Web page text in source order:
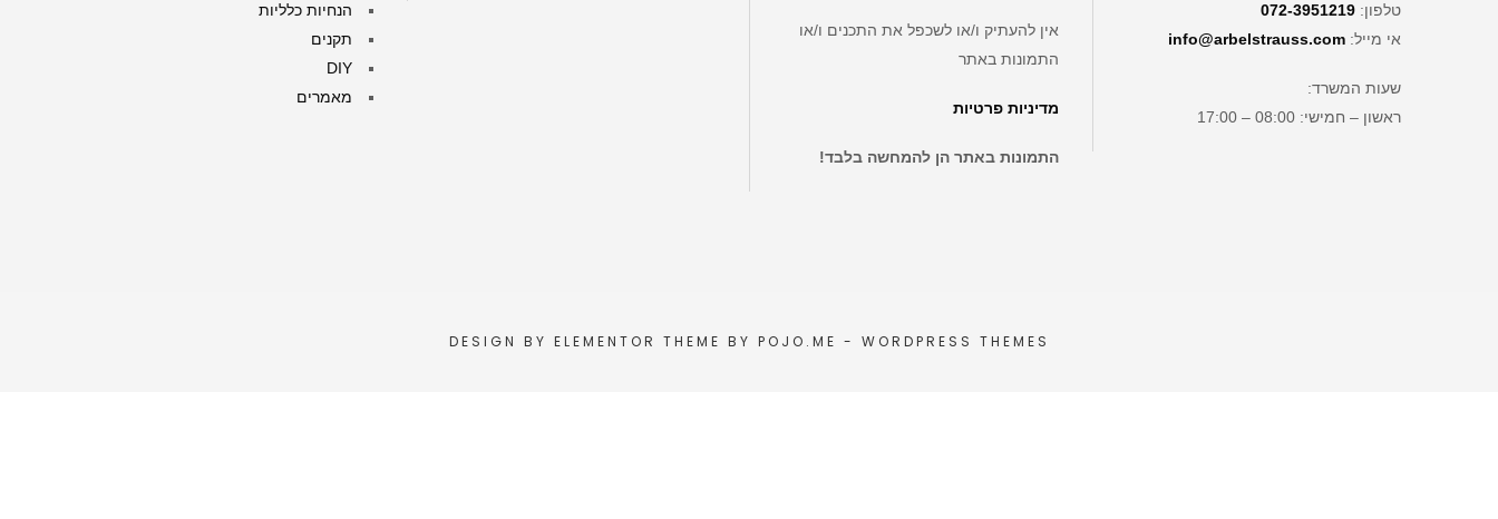
טלפון: 072-3951219
אי מייל: info@arbelstrauss.com
שעות המשרד:
ראשון – חמישי: 08:00 – 17:00
אין להעתיק ו/או לשכפל את התכנים ו/או
התמונות באתר
מדיניות פרטיות
התמונות באתר הן להמחשה בלבד!
הנחיות כלליות
תקנים
DIY
מאמרים
THEME BY POJO.ME - WORDPRESS THEMES
DESIGN BY ELEMENTOR